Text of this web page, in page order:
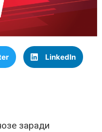
LinkedIn
заради